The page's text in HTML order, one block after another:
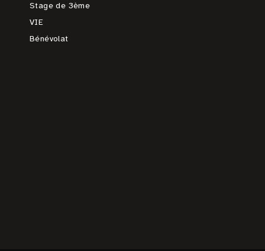
Stage de 3ème
VIE
Bénévolat